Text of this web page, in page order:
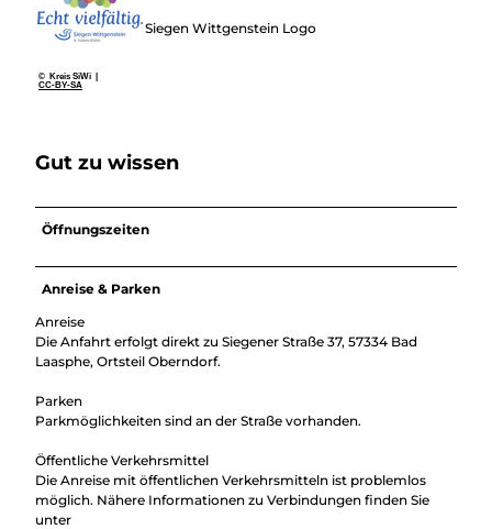
© Kreis SiWi |
CC-BY-SA
Siegen Wittgenstein Logo
Gut zu wissen
Öffnungszeiten
Anreise & Parken
Anreise
Die Anfahrt erfolgt direkt zu Siegener Straße 37, 57334 Bad
Laasphe, Ortsteil Oberndorf.
Parken
Parkmöglichkeiten sind an der Straße vorhanden.
Öffentliche Verkehrsmittel
Die Anreise mit öffentlichen Verkehrsmitteln ist problemlos
möglich. Nähere Informationen zu Verbindungen finden Sie
unter